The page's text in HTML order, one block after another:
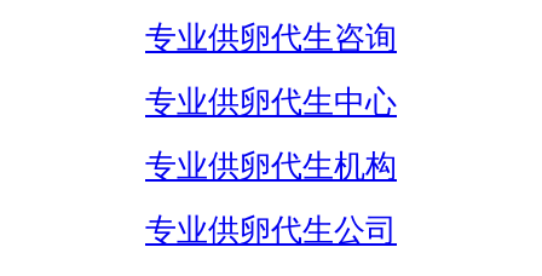
专业供卵代生咨询
专业供卵代生中心
专业供卵代生机构
专业供卵代生公司